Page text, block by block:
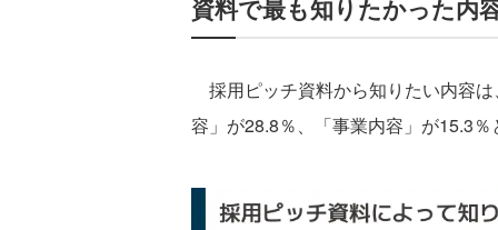
資料で最も知りたかった内
採用ピッチ資料から知りたい内容
容」が28.8％、「事業内容」が15.3％